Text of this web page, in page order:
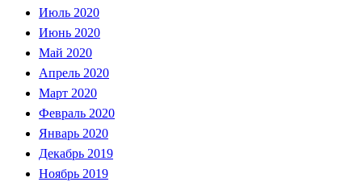
Июль 2020
Июнь 2020
Май 2020
Апрель 2020
Март 2020
Февраль 2020
Январь 2020
Декабрь 2019
Ноябрь 2019